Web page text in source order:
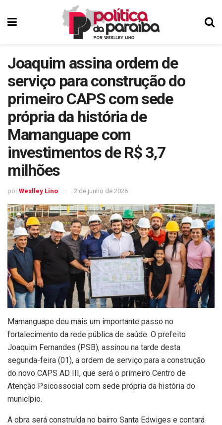
Joaquim assina ordem de
serviço para construção do
primeiro CAPS com sede
própria da história de
Mamanguape com
investimentos de R$ 3,7
milhões
por Weslley Lino 2 de junho de 2026
Mamanguape deu mais um importante passo no
fortalecimento da rede pública de saúde. O prefeito
Joaquim Fernandes (PSB), assinou na tarde desta
segunda-feira (01), a ordem de serviço para a construção
do novo CAPS AD III, que será o primeiro Centro de
Atenção Psicossocial com sede própria da história do
município.
A obra será construída no bairro Santa Edwiges e contará